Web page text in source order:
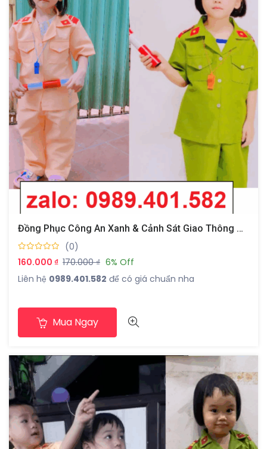
Đồng Phục Công An Xanh & Cảnh Sát Giao Thông Cho Bé
(0)
160.000 ₫ 170.000 ₫ 6% Off
Liên hệ 0989.401.582 để có giá chuẩn nha
Mua Ngay